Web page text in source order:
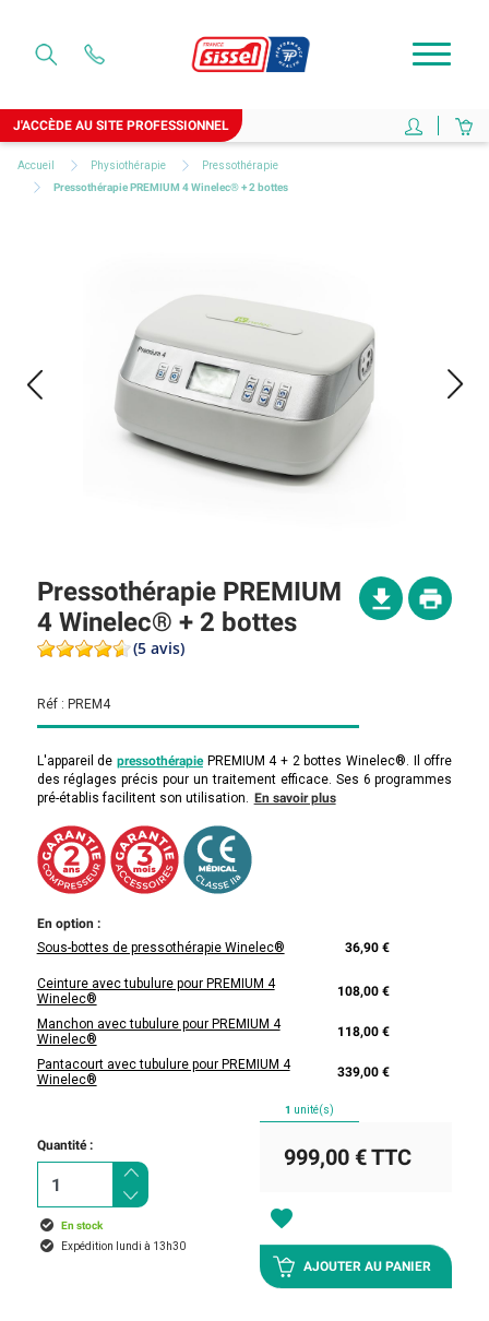
J'ACCÈDE AU SITE PROFESSIONNEL
Accueil Physiothérapie
Pressothérapie
Pressothérapie PREMIUM 4 Winelec® + 2 bottes
Pressothérapie PREMIUM
4 Winelec® + 2 bottes
(5 avis)
Réf : PREM4
L'appareil de pressothérapiePREMIUM 4 + 2 bottes Winelec®. Il offre
des réglages précis pour un traitement efficace. Ses 6 programmes
pré-établis facilitent son utilisation. En savoir plus
En option :
Sous-bottes de pressothérapie Winelec®
36,90 €
Ceinture avec tubulure pour PREMIUM 4
Winelec®
108,00 €
Manchon avec tubulure pour PREMIUM 4
Winelec®
118,00 €
Pantacourt avec tubulure pour PREMIUM 4
Winelec®
339,00 €
Quantité :
En stock
Expédition lundi à 13h30
1 unité(s)
999,00 €TTC
favorite
AJOUTER AU PANIER